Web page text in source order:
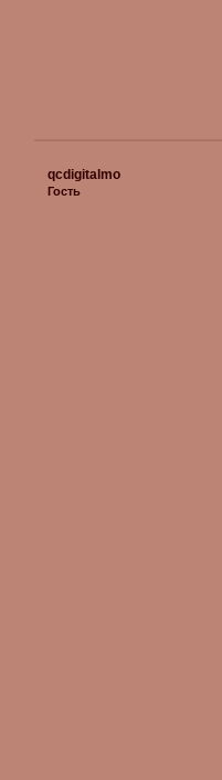
qcdigitalmo
Гость